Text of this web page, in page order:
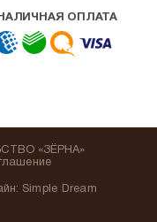
ОПЛАТА
«ЗЁРНА»
Simple Dream